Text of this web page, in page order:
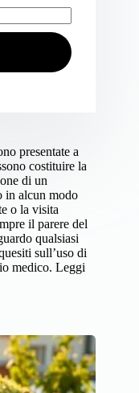
presentate a
costituire la
di un
in alcun modo
o la visita
il parere del
qualsiasi
sull’uso di
medico. Leggi